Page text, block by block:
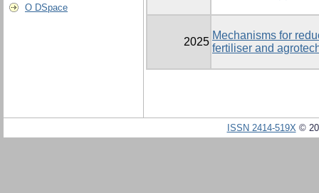
О DSpace
2025
Mechanisms for
fertiliser and
ISSN 2414-519X©